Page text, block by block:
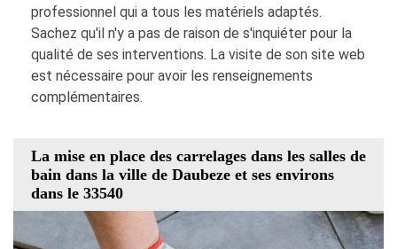
professionnel qui a tous les matériels adaptés.
Sachez qu'il n'y a pas de raison de s'inquiéter pour la
qualité de ses interventions. La visite de son site web
est nécessaire pour avoir les renseignements
complémentaires.
La mise en place des carrelages dans les salles de
bain dans la ville de Daubeze et ses environs
dans le 33540